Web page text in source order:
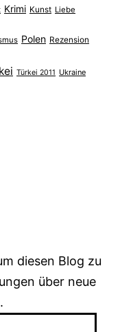
Krimi Kunst Liebe
Polen Rezension
Türkei 2011 Ukraine
diesen Blog zu
über neue